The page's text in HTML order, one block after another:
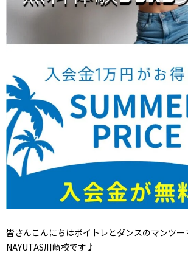
皆さんこんにちはボイトレとダンスのマンツー
NAYUTAS川崎校です♪